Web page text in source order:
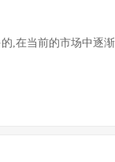
,在当前的市场中逐